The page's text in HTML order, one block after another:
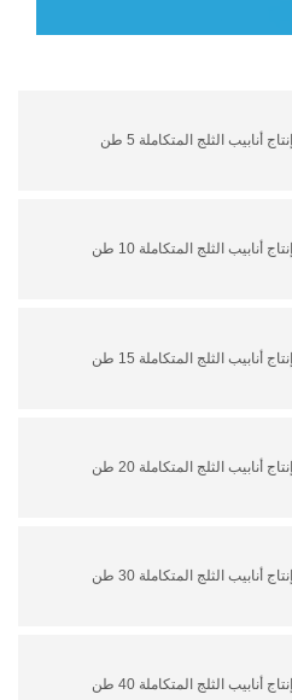
أنابيب الثلج المتكاملة 5 طن
أنابيب الثلج المتكاملة 10 طن
أنابيب الثلج المتكاملة 15 طن
أنابيب الثلج المتكاملة 20 طن
أنابيب الثلج المتكاملة 30 طن
أنابيب الثلج المتكاملة 40 طن